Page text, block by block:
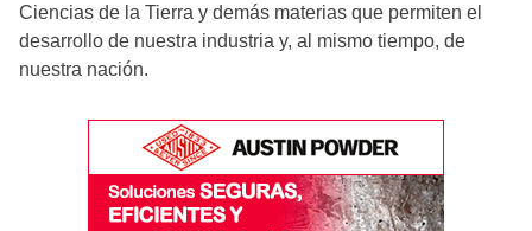
Ciencias de la Tierra y demás materias que permiten el
desarrollo de nuestra industria y, al mismo tiempo, de
nuestra nación.